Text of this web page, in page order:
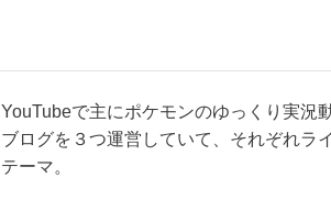
YouTubeで主にポケモンのゆっくり実況
ブログを３つ運営していて、それぞれラ
テーマ。